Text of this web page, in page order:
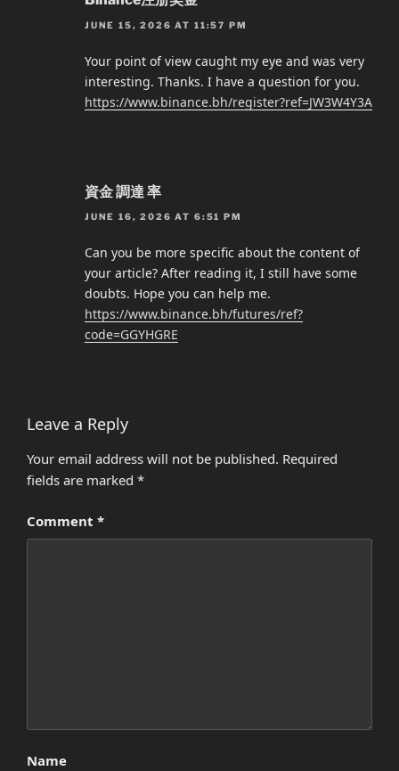
JUNE 15, 2026 AT 11:57 PM
Your point of view caught my eye and was very
interesting. Thanks. I have a question for you.
https://www.binance.bh/register?ref=JW3W4Y3A
資金 調達 率
JUNE 16, 2026 AT 6:51 PM
Can you be more specific about the content of
your article? After reading it, I still have some
doubts. Hope you can help me.
https://www.binance.bh/futures/ref?
code=GGYHGRE
Leave a Reply
Your email address will not be published. Required
fields are marked *
Comment *
Name